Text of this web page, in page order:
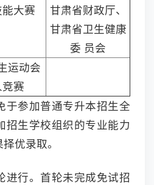
大赛
甘肃省财政厅、
甘肃省卫生健康
委 员会
运动会
赛
于参加普通专升本招生全
招生学校组织的专业能力
优录取。
进行。首轮未完成免试招